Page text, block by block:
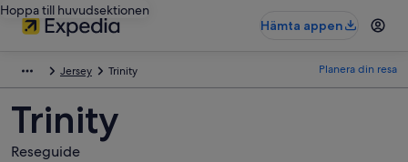
Hoppa till huvudsektionen
Hämta appen
Jersey Trinity Planera din resa
Trinity
Reseguide